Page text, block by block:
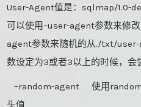
User-Agent值是：sqlmap/1.0-
可以使用–user-agent参数来修
agent参数来随机的从./txt/
数设定为3或者3以上的时候，
–random-agent 使用
头值